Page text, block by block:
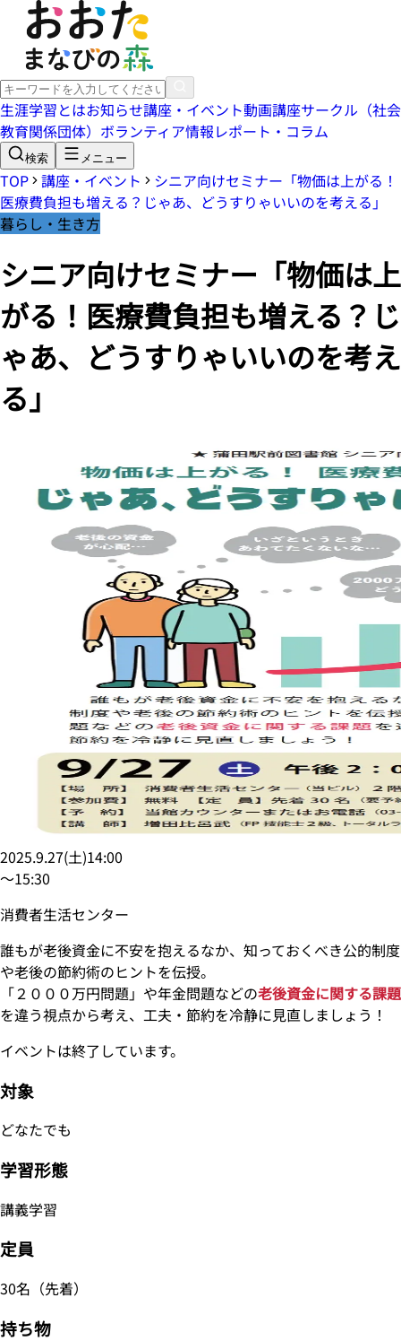
生涯学習とはお知らせ講座・イベント動画講座サークル（社会
教育関係団体） ボランティア情報レポート・コラム
検索 メニュー
TOP 講座・イベント
シニア向けセミナー「物価は上がる！
医療費負担も増える？じゃあ、どうすりゃいいのを考える」
暮らし・生き方
シニア向けセミナー「物価は上
がる！医療費負担も増える？じ
ゃあ、どうすりゃいいのを考え
る」
2025.9.27(土)14:00
〜15:30
消費者生活センター
誰もが老後資金に不安を抱えるなか、知っておくべき公的制度
や老後の節約術のヒントを伝授。
「２０００万円問題」や年金問題などの老後資金に関する課題
を違う視点から考え、工夫・節約を冷静に見直しましょう！
イベントは終了しています。
対象
どなたでも
学習形態
講義学習
定員
30名（先着）
持ち物